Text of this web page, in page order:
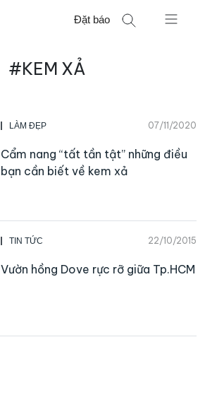
Đặt báo
#KEM XẢ
LÀM ĐẸP 07/11/2020
Cẩm nang “tất tần tật” những điều
bạn cần biết về kem xả
TIN TỨC 22/10/2015
Vườn hồng Dove rực rỡ giữa Tp.HCM